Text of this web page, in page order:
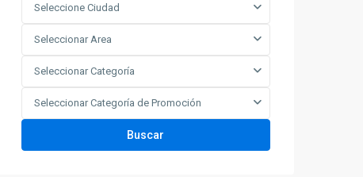
Seleccione Ciudad
Seleccionar Area
Seleccionar Categoría
Seleccionar Categoría de Promoción
Buscar